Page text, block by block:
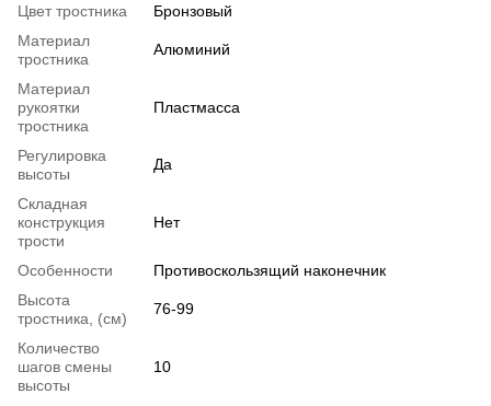
Цвет тростника
Бронзовый
Материал
тростника
Алюминий
Материал
рукоятки
тростника
Пластмасса
Регулировка
высоты
Да
Складная
конструкция
трости
Нет
Особенности
Противоскользящий наконечник
Высота
тростника, (см)
76-99
Количество
шагов смены
высоты
10